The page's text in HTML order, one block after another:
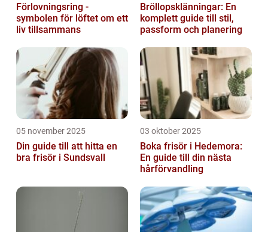
Förlovningsring -
symbolen för löftet om ett
liv tillsammans
Bröllopsklänningar: En
komplett guide till stil,
passform och planering
05 november 2025
Din guide till att hitta en
bra frisör i Sundsvall
03 oktober 2025
Boka frisör i Hedemora:
En guide till din nästa
hårförvandling